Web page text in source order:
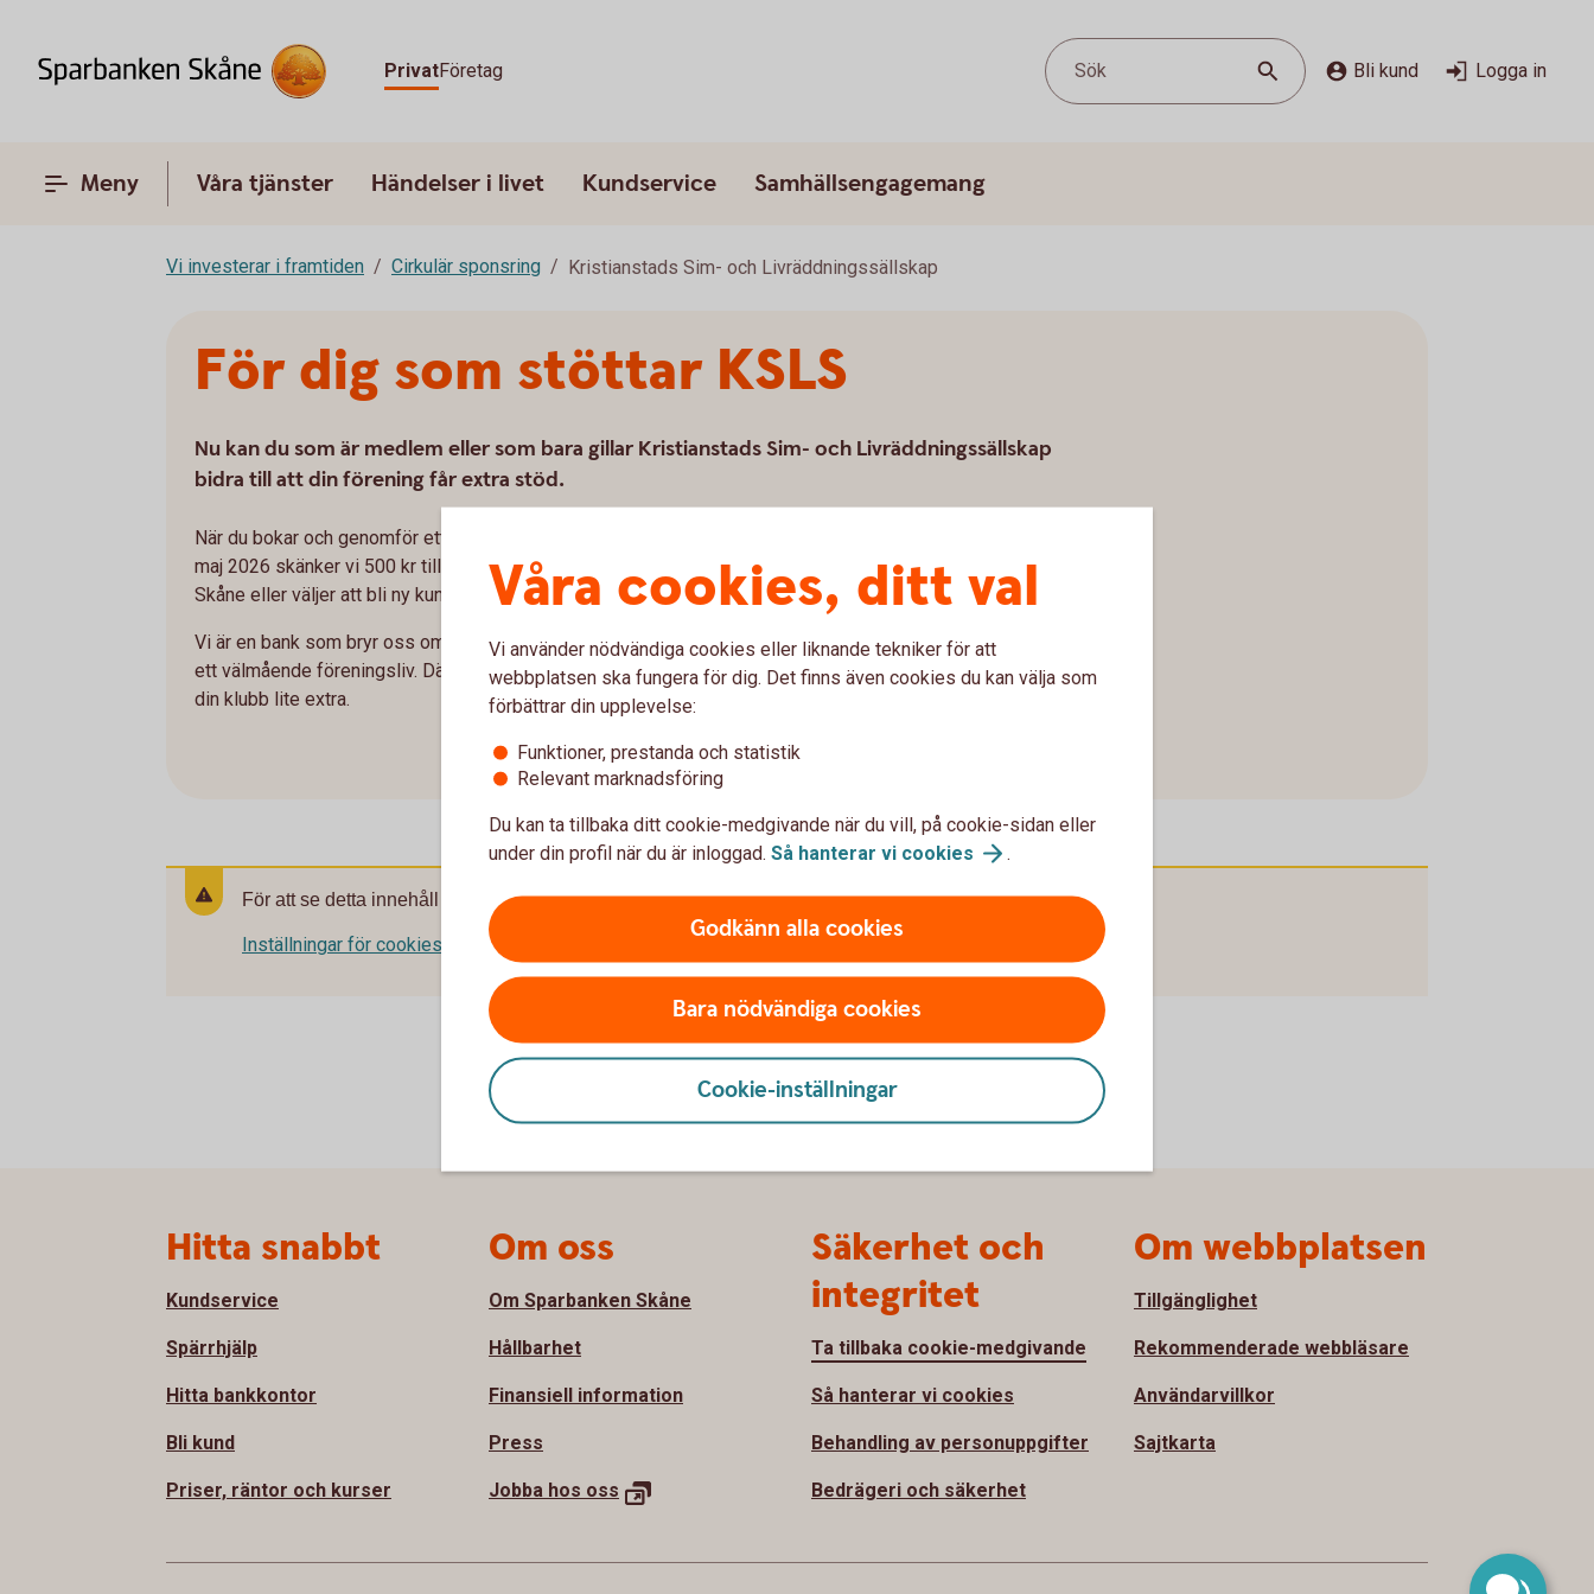
PrivatFöretag Sök Bli kund Logga in
Meny Våra tjänster Händelser i livet Kundservice Samhällsengagemang
Vi investerar i framtiden Cirkulär sponsring Kristianstads Sim- och Livräddningssällskap
För dig som stöttar KSLS
Nu kan du som är medlem eller som bara gillar Kristianstads Sim- och Livräddningssällskap
bidra till att din förening får extra stöd.
När du bokar och genomför ett rådgivningsmöte hos Sparbanken Skåne senast den 16
maj 2026 skänker vi 500 kr till din förening. Oavsett om du redan är kund i Sparbanken
Skåne eller väljer att bli ny kund.
Vi är en bank som bryr oss om våra kunder och vårt närområde och som förstår vikten av
ett välmående föreningsliv. Därför erbjuder vi dig som stöttar KSLS möjligheten att stötta
din klubb lite extra.
För att se detta innehåll behöver du först godkänna cookies för Funktioner, prestanda och statistik.
Inställningar för cookies
Våra cookies, ditt val
Vi använder nödvändiga cookies eller liknande tekniker för att
webbplatsen ska fungera för dig. Det finns även cookies du kan välja som
förbättrar din upplevelse:
Funktioner, prestanda och statistik
Relevant marknadsföring
Du kan ta tillbaka ditt cookie-medgivande när du vill, på cookie-sidan eller
under din profil när du är inloggad. Så hanterar vi cookies .
Godkänn alla cookies
Bara nödvändiga cookies
Cookie-inställningar
Hitta snabbt
Kundservice
Spärrhjälp
Hitta bankkontor
Bli kund
Priser, räntor och kurser
Om oss
Om Sparbanken Skåne
Hållbarhet
Finansiell information
Press
Jobba hos oss
Säkerhet och
integritet
Ta tillbaka cookie-medgivande
Så hanterar vi cookies
Behandling av personuppgifter
Bedrägeri och säkerhet
Om webbplatsen
Tillgänglighet
Rekommenderade webbläsare
Användarvillkor
Sajtkarta